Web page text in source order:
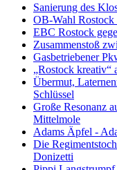
Sanierung des
OB-Wahl
EBC Rostock
Zusammenstoß
Gasbetriebener
„Rostock kreativ“
Übermut,
Schlüssel
Große Resonanz
Mittelmole
Adams Äpfel -
Die
Donizetti